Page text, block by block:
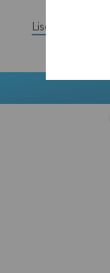
Lisez la